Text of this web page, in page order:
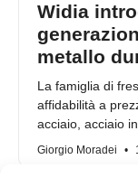
Widia
metallo
La famiglia di
affidabilità a
acciaio, acciaio
Giorgio Moradei